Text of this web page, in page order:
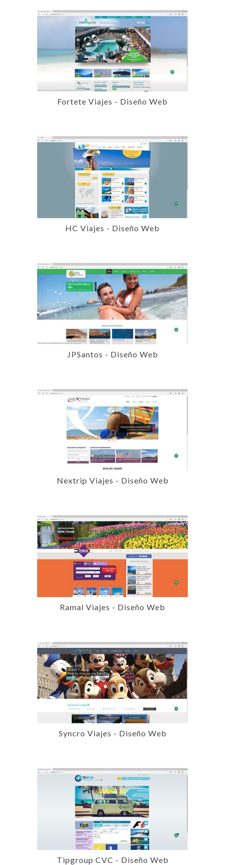
Fortete Viajes - Diseño Web
HC Viajes - Diseño Web
JPSantos - Diseño Web
Nextrip Viajes - Diseño Web
Ramal Viajes - Diseño Web
Syncro Viajes - Diseño Web
Tipgroup CVC - Diseño Web